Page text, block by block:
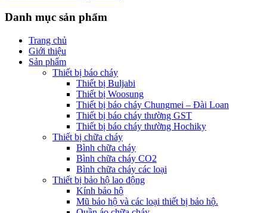
Danh mục sản phẩm
Trang chủ
Giới thiệu
Sản phẩm
Thiết bị báo cháy
Thiết bị Buljabi
Thiết bị Woosung
Thiết bị báo cháy Chungmei – Đài Loan
Thiết bị báo cháy thường GST
Thiết bị báo cháy thường Hochiky
Thiết bị chữa cháy
Bình chữa cháy
Bình chữa cháy CO2
Bình chữa cháy các loại
Thiết bị bảo hộ lao động
Kính bảo hộ
Mũ bảo hộ và các loại thiết bị bảo hộ.